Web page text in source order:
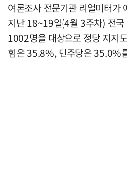
여론조사 전문기관 리얼미터가
지난 18~19일(4월 3주차) 전
1002명을 대상으로 정당 지지
힘은 35.8%, 민주당은 35.0%